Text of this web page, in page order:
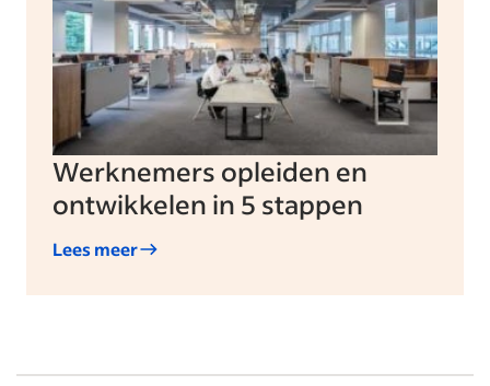
Werknemers opleiden en
ontwikkelen in 5 stappen
Lees meer